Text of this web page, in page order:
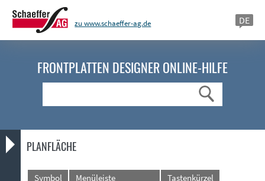
zu www.schaeffer-ag.de DE
FRONTPLATTEN DESIGNERONLINE-HILFE
PLANFLÄCHE
Symbol Menüleiste Tastenkürzel